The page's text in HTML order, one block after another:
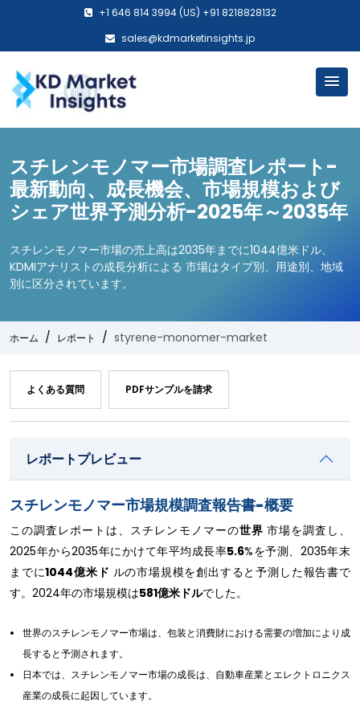
+1 646 814 3994 (US) +91 8218828132
sales@kdmarketinsights.jp
スチレンモノマー市場調査レポート-
最新動向、成長機会、市場規模および
シェア世界予測分析-2025年～2035年
スチレンモノマー市場の売上高は2035年までに1044億米ドル、
KDMIアナリストの成長分析による 市場はタイプ別、用途別、地域
別に区分されています。
ホーム レポート styrene-monomer-market
よくある質問 PDFサンプルを請求
レポートプレビュー
スチレンモノマー市場規模調査報告書-概要
この調査レポートは、スチレンモノマーの世界 市場を調査し、
2025年から2035年にかけて年平均成長率5.6%を予測、2035年末
までに1044億米ド ルの市場規模を創出すると予測した報告書で
す。2024年の市場規模は581億米ドルでした。
世界のスチレンモノマー市場は、包装と消費財における需要の増加により成
長すると予測されます。
日本では、スチレンモノマー市場の成長は、自動車産業とエレクトロニクス
産業の成長に起因しています。